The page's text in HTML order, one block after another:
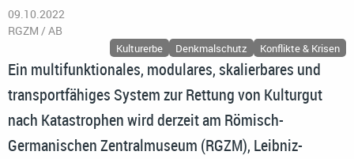
09.10.2022
RGZM / AB
Kulturerbe Denkmalschutz Konflikte & Krisen
Ein multifunktionales, modulares, skalierbares und
transportfähiges System zur Rettung von Kulturgut
nach Katastrophen wird derzeit am Römisch-
Germanischen Zentralmuseum (RGZM), Leibniz-